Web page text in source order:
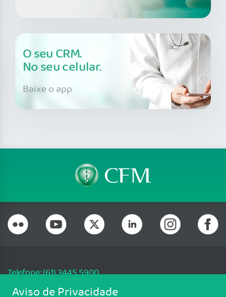
O seu CRM.
No seu celular.
Baixe o app
Telefone: (61) 3445 5900
Email: cfm@portalmedico.org.br
Aviso de Privacidade